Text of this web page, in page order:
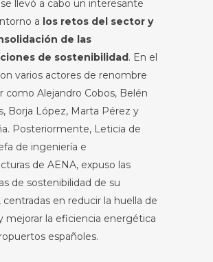
llevó a cabo un interesante
a los retos del sector y
de las
de sostenibilidad . En el
varios actores de renombre
como Alejandro Cobos, Belén
Borja López, Marta Pérez y
Posteriormente, Leticia de
de ingeniería e
de AENA, expuso las
de sostenibilidad de su
centradas en reducir la huella de
mejorar la eficiencia energética
españoles.